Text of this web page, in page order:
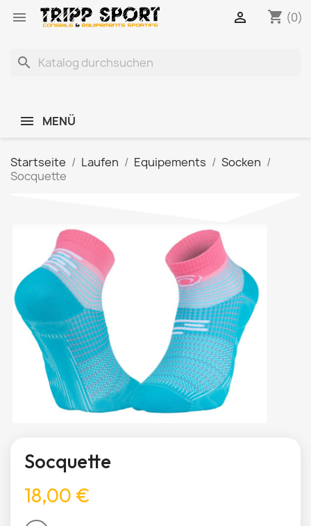
 shopping_cart (0)

search
MENÜ
Startseite Laufen Equipements
Socken
Socquette
Socquette
18,00 €